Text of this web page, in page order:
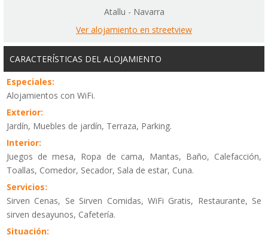
Atallu - Navarra
Ver alojamiento en streetview
CARACTERÍSTICAS DEL ALOJAMIENTO
Especiales:
Alojamientos con WiFi.
Exterior:
Jardín, Muebles de jardín, Terraza, Parking.
Interior:
Juegos de mesa, Ropa de cama, Mantas, Baño, Calefacción,
Toallas, Comedor, Secador, Sala de estar, Cuna.
Servicios:
Sirven Cenas, Se Sirven Comidas, WiFi Gratis, Restaurante, Se
sirven desayunos, Cafetería.
Situación: